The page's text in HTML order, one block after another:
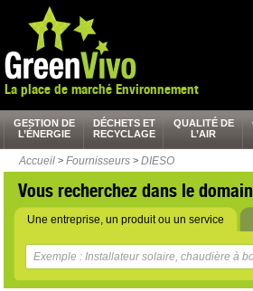
La place de marché Environnement
GESTION DE
L’ÉNERGIE
DÉCHETS ET
RECYCLAGE
QUALITÉ DE
L’AIR
Accueil > Fournisseurs > DIESO
Vous recherchez dans le
Une entreprise, un produit ou un service